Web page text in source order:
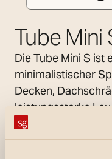
Tube Mini
Die Tube Mini S ist
minimalistischer
Decken,
leistungsstarke
Lichtquelle zur
eingesetzt werden